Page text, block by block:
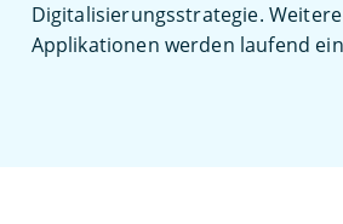
Digitalisierungsstrategie.
Applikationen werden laufend